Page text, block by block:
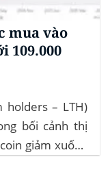
mua vào
109.000
holders – LTH)
bối cảnh thị
giảm xuống